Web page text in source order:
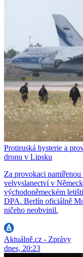
Protiruská hysterie a
dronu v Lipsku
Za provokaci
velvyslanectví v
východoněmeckém
DPA. Berlín oficiálně
ničeho neobvinil.
Aktuálně.cz - Zprávy
dnes, 20:23